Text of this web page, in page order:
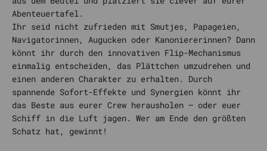
Abenteuertafel.
Ihr seid nicht zufrieden mit Smutjes, Papageien,
Navigatorinnen, Augucken oder Kanoniererinnen? Dann
könnt ihr durch den innovativen Flip-Mechanismus
einmalig entscheiden, das Plättchen umzudrehen und
einen anderen Charakter zu erhalten. Durch
spannende Sofort-Effekte und Synergien könnt ihr
das Beste aus eurer Crew herausholen – oder euer
Schiff in die Luft jagen. Wer am Ende den größten
Schatz hat, gewinnt!